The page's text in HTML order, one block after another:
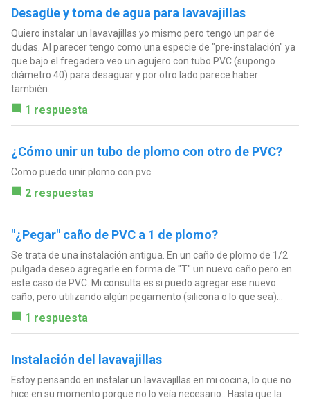
Desagüe y toma de agua para lavavajillas
Quiero instalar un lavavajillas yo mismo pero tengo un par de
dudas. Al parecer tengo como una especie de "pre-instalación" ya
que bajo el fregadero veo un agujero con tubo PVC (supongo
diámetro 40) para desaguar y por otro lado parece haber
también...
1 respuesta
¿Cómo unir un tubo de plomo con otro de PVC?
Como puedo unir plomo con pvc
2 respuestas
"¿Pegar" caño de PVC a 1 de plomo?
Se trata de una instalación antigua. En un caño de plomo de 1/2
pulgada deseo agregarle en forma de "T" un nuevo caño pero en
este caso de PVC. Mi consulta es si puedo agregar ese nuevo
caño, pero utilizando algún pegamento (silicona o lo que sea)...
1 respuesta
Instalación del lavavajillas
Estoy pensando en instalar un lavavajillas en mi cocina, lo que no
hice en su momento porque no lo veía necesario.. Hasta que la